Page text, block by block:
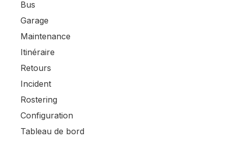
Bus
Garage
Maintenance
Itinéraire
Retours
Incident
Rostering
Configuration
Tableau de bord